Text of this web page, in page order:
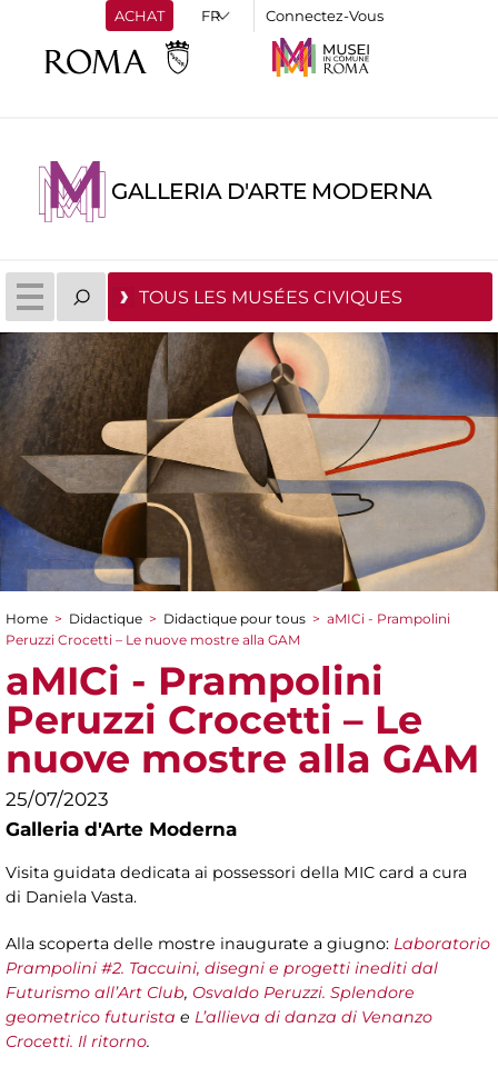
ACHAT Connectez-Vous
GALLERIA D'ARTE MODERNA
TOUS LES MUSÉES CIVIQUES
You are here
Home > Didactique > Didactique pour tous > aMICi - Prampolini
Peruzzi Crocetti – Le nuove mostre alla GAM
aMICi - Prampolini
Peruzzi Crocetti – Le
nuove mostre alla GAM
25/07/2023
Galleria d'Arte Moderna
Visita guidata dedicata ai possessori della MIC card a cura
di Daniela Vasta.
Alla scoperta delle mostre inaugurate a giugno: Laboratorio
Prampolini #2. Taccuini, disegni e progetti inediti dal
Futurismo all’Art Club, Osvaldo Peruzzi. Splendore
geometrico futurista e L’allieva di danza di Venanzo
Crocetti. Il ritorno.